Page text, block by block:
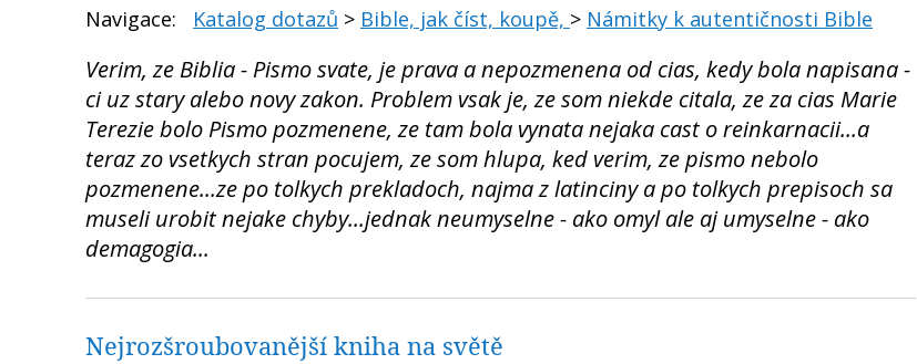
Navigace: Katalog dotazů > Bible, jak číst, koupě, > Námitky k autentičnosti Bible
Verim, ze Biblia - Pismo svate, je prava a nepozmenena od cias, kedy bola napisana -
ci uz stary alebo novy zakon. Problem vsak je, ze som niekde citala, ze za cias Marie
Terezie bolo Pismo pozmenene, ze tam bola vynata nejaka cast o reinkarnacii...a
teraz zo vsetkych stran pocujem, ze som hlupa, ked verim, ze pismo nebolo
pozmenene...ze po tolkych prekladoch, najma z latinciny a po tolkych prepisoch sa
museli urobit nejake chyby...jednak neumyselne - ako omyl ale aj umyselne - ako
demagogia...
Nejrozšroubovanější kniha na světě